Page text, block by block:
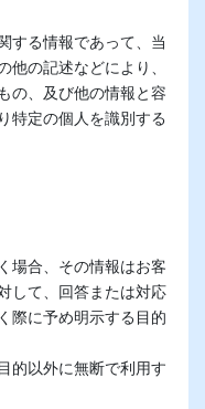
する情報であって、当
の記述などにより、
の、及び他の情報と容
特定の個人を識別する
場合、その情報はお客
して、回答または対応
際に予め明示する目的
的以外に無断で利用す